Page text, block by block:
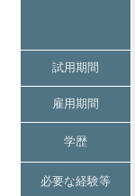
試用期間
雇用期間
学歴
必要な経験等